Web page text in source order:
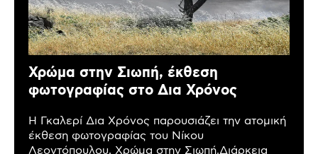
Χρώμα στην Σιωπή, έκθεση
φωτογραφίας στο Δια Χρόνος
Η Γκαλερί Δια Χρόνος παρουσιάζει την ατομική
έκθεση φωτογραφίας του Νίκου